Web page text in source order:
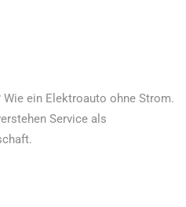
Wie ein Elektroauto ohne Strom.
Service als